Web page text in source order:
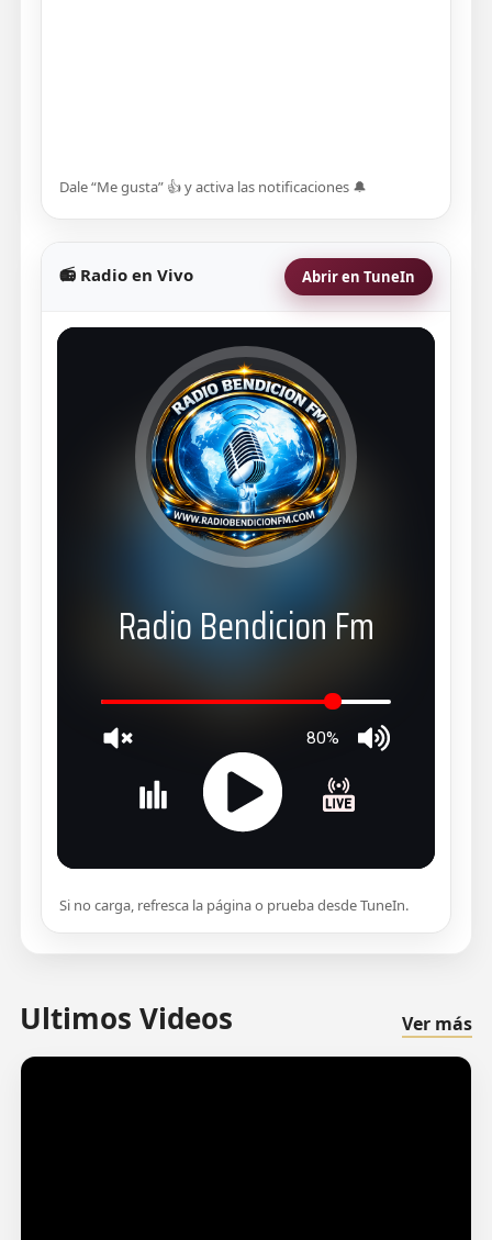
Dale “Me gusta” 👍 y activa las notificaciones 🔔
📻 Radio en Vivo Abrir en TuneIn
Si no carga, refresca la página o prueba desde TuneIn.
Ultimos Videos Ver más